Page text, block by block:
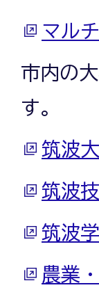
マル
市内の
す。
筑波
筑波
筑波
農業